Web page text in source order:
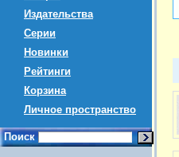
Издательства
Серии
Новинки
Рейтинги
Корзина
Личное пространство
Поиск